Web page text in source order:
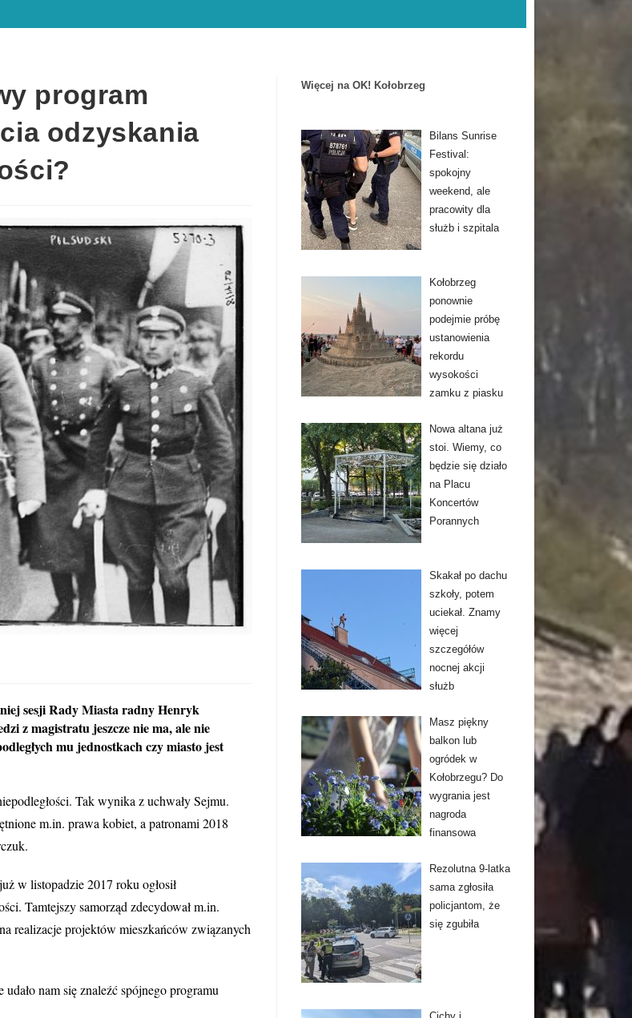
program
odzyskania
sesji Rady Miasta radny Henryk
z magistratu jeszcze nie ma, ale nie
mu jednostkach czy miasto jest
Tak wynika z uchwały Sejmu.
m.in. prawa kobiet, a patronami 2018
w listopadzie 2017 roku ogłosił
Tamtejszy samorząd zdecydował m.in.
realizacje projektów mieszkańców związanych
nam się znaleźć spójnego programu
Więcej na OK! Kołobrzeg
Bilans Sunrise
Festival:
spokojny
weekend, ale
pracowity dla
służb i szpitala
Kołobrzeg
ponownie
podejmie próbę
ustanowienia
rekordu
wysokości
zamku z piasku
Nowa altana już
stoi. Wiemy, co
będzie się działo
na Placu
Koncertów
Porannych
Skakał po dachu
szkoły, potem
uciekał. Znamy
więcej
szczegółów
nocnej akcji
służb
Masz piękny
balkon lub
ogródek w
Kołobrzegu? Do
wygrania jest
nagroda
finansowa
Rezolutna 9-latka
sama zgłosiła
policjantom, że
się zgubiła